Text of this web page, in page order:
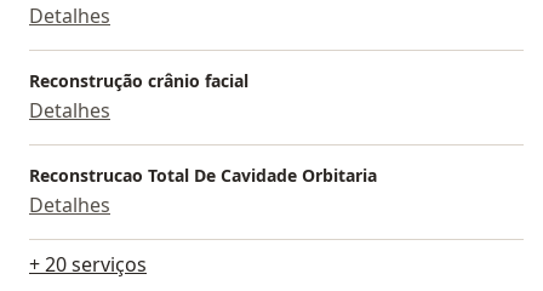
Detalhes
Reconstrução crânio facial
Detalhes
Reconstrucao Total De Cavidade Orbitaria
Detalhes
+ 20 serviços